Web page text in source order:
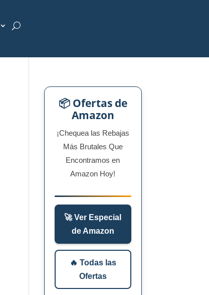
📦 Ofertas de
Amazon
¡Chequea las Rebajas
Más Brutales Que
Encontramos en
Amazon Hoy!
🚀 Ver Especial
de Amazon
🔥 Todas las
Ofertas